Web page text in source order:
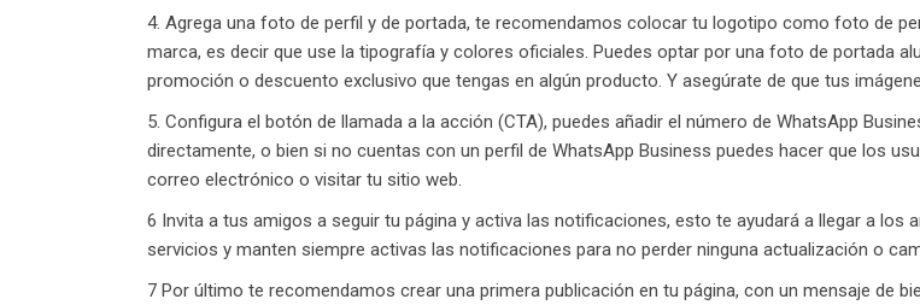
4. Agrega una foto de perfil y de portada, te recomendamos colocar tu logotipo como foto de
marca, es decir que use la tipografía y colores oficiales. Puedes optar por una foto de portada
promoción o descuento exclusivo que tengas en algún producto. Y asegúrate de que tus
5. Configura el botón de llamada a la acción (CTA), puedes añadir el número de WhatsApp
directamente, o bien si no cuentas con un perfil de WhatsApp Business puedes hacer que los
correo electrónico o visitar tu sitio web.
6 Invita a tus amigos a seguir tu página y activa las notificaciones, esto te ayudará a llegar a
servicios y manten siempre activas las notificaciones para no perder ninguna actualización o
7 Por último te recomendamos crear una primera publicación en tu página, con un mensaje de